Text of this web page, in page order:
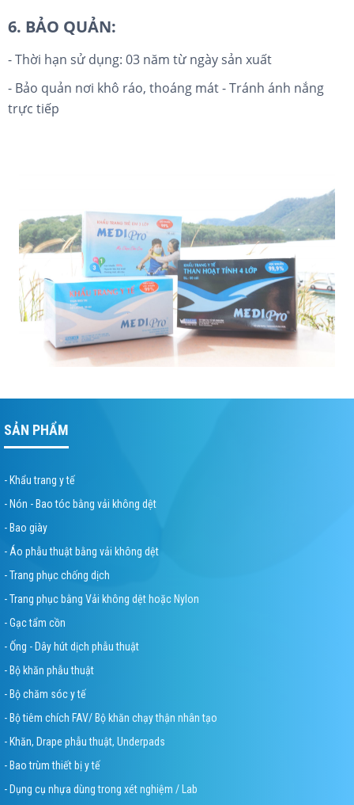
6. BẢO QUẢN:
- Thời hạn sử dụng: 03 năm từ ngày sản xuất
- Bảo quản nơi khô ráo, thoáng mát - Tránh ánh nắng
trực tiếp
SẢN PHẨM
- Khẩu trang y tế
- Nón - Bao tóc bằng vải không dệt
- Bao giày
- Áo phẫu thuật bằng vải không dệt
- Trang phục chống dịch
- Trang phục bằng Vải không dệt hoặc Nylon
- Gạc tẩm cồn
- Ống - Dây hút dịch phẫu thuật
- Bộ khăn phẫu thuật
- Bộ chăm sóc y tế
- Bộ tiêm chích FAV/ Bộ khăn chạy thận nhân tạo
- Khăn, Drape phẫu thuật, Underpads
- Bao trùm thiết bị y tế
- Dụng cụ nhựa dùng trong xét nghiệm / Lab